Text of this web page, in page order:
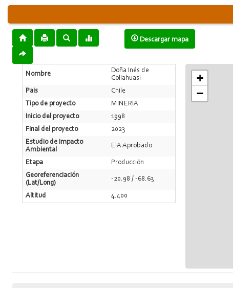
Descargar mapa
Nombre
Doña Inés de
Collahuasi
Pais
Chile
Tipo de proyecto
MINERIA
Inicio del proyecto
1998
Final del proyecto
2023
Estudio de Impacto
Ambiental
EIA Aprobado
Etapa
Producción
Georeferenciación
(Lat/Long)
-20.98 / -68.63
Altitud 4.400
+
−